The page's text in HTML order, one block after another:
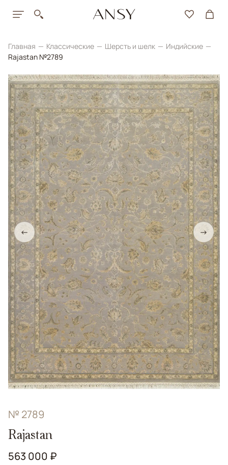
Главная Классические Шерсть и шелк
Индийские
Rajastan №2789
← →
№ 2789
Rajastan
563 000 ₽